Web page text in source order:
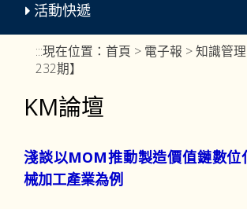
活動快遞
:::現在位置： 首頁 > 電子報 > 知識管
232期】
KM論壇
淺談以MOM推動製造價值鏈數位
械加工產業為例